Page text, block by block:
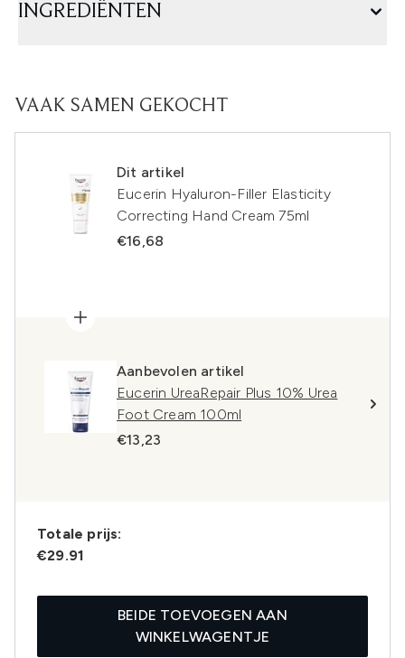
INGREDIËNTEN
VAAK SAMEN GEKOCHT
Dit artikel
Eucerin Hyaluron-Filler Elasticity
Correcting Hand Cream 75ml
€16,68
Aanbevolen artikel
Eucerin UreaRepair Plus 10% Urea
Foot Cream 100ml
€13,23
Totale prijs:
€29.91
BEIDE TOEVOEGEN AAN
WINKELWAGENTJE